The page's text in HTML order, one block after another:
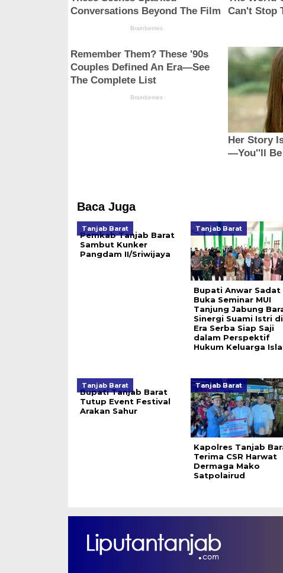
Baca Juga
Tanjab Barat
Pemkab Tanjab Barat
Sambut Kunker
Pangdam II/Sriwijaya
Tanjab Barat
Bupati Anwar Sadat
Buka Seminar MUI
Tanjung Jabung
Sinergi Suami Istri di
Era Serba Siap Saji
dalam Perspektif
Hukum Keluarga
Tanjab Barat
Bupati Tanjab Barat
Tutup Event Festival
Arakan Sahur
Tanjab Barat
Kapolres Tanjab
Terima CSR Harwat
Dermaga Mako
Satpolairud